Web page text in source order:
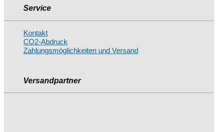
Service
Kontakt
CO2-Abdruck
Zahlungsmöglichkeiten und Versand
Versandpartner